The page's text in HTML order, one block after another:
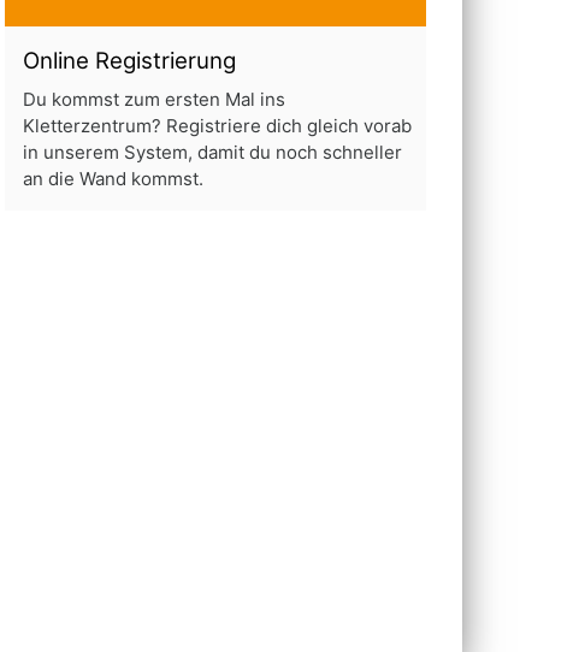
Online Registrierung
Du kommst zum ersten Mal ins
Kletterzentrum? Registriere dich gleich vorab
in unserem System, damit du noch schneller
an die Wand kommst.